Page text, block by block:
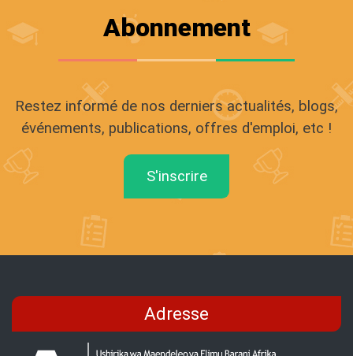
Abonnement
Restez informé de nos derniers actualités, blogs,
événements, publications, offres d'emploi, etc !
S'inscrire
Adresse